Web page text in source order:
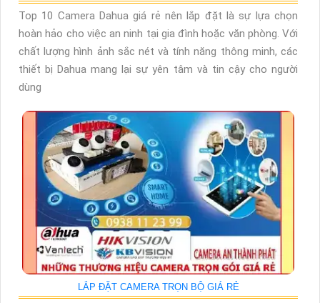
Top 10 Camera Dahua giá rẻ nên lắp đặt là sự lựa chọn
hoàn hảo cho việc an ninh tại gia đình hoặc văn phòng. Với
chất lượng hình ảnh sắc nét và tính năng thông minh, các
thiết bị Dahua mang lại sự yên tâm và tin cậy cho người
dùng
LẮP ĐẶT CAMERA TRỌN BỘ GIÁ RẺ